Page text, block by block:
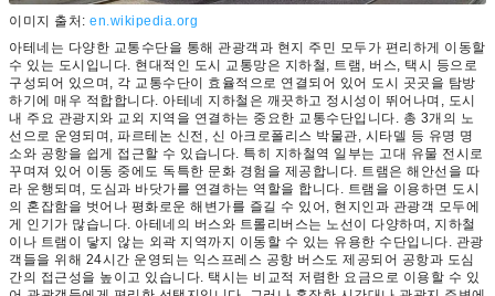
이미지 출처: en.wikipedia.org
아테네는 다양한 교통수단을 통해 관광객과 현지 주민 모두가 편리하게 이동할
수 있는 도시입니다. 현대적인 도시 교통망은 지하철, 트램, 버스, 택시 등으로
구성되어 있으며, 각 교통수단이 효율적으로 연결되어 있어 도시 곳곳을 탐방
하기에 매우 적합합니다. 아테네 지하철은 깨끗하고 정시성이 뛰어나며, 도시
내 주요 관광지와 교외 지역을 연결하는 중요한 교통수단입니다. 총 3개의 노
선으로 운영되며, 파르테논 신전, 신 아크로폴리스 박물관, 시타델 등 유명 명
소와 공항을 쉽게 접근할 수 있습니다. 특히 지하철역 일부는 고대 유물 전시로
꾸며져 있어 이동 중에도 독특한 문화 경험을 제공합니다. 트램은 해안선을 따
라 운행되며, 도심과 바닷가를 연결하는 역할을 합니다. 트램을 이용하면 도시
의 혼잡함을 벗어나 평화로운 해변가를 즐길 수 있어, 현지인과 관광객 모두에
게 인기가 많습니다. 아테네의 버스와 트롤리버스는 노선이 다양하며, 지하철
이나 트램이 닿지 않는 외곽 지역까지 이동할 수 있는 유용한 수단입니다. 관광
객들을 위해 24시간 운영되는 익스프레스 공항 버스도 제공되어 공항과 도심
간의 접근성을 높이고 있습니다. 택시는 비교적 저렴한 요금으로 이용할 수 있